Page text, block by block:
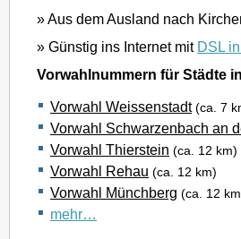
» Aus dem Ausland nach
» Günstig ins Internet mit DSL
Vorwahlnummern für Städte
Vorwahl Weissenstadt (ca. 7
Vorwahl Schwarzenbach an
Vorwahl Thierstein (ca. 12 km)
Vorwahl Rehau (ca. 12 km)
Vorwahl Münchberg (ca. 12
mehr…